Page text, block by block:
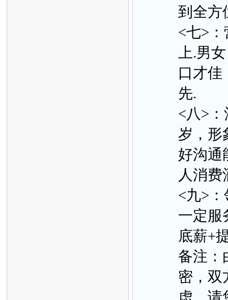
到全方
<七>
上.男
口才佳
先.
<八>
岁，形
好沟通
人消费
<九>
一定服
底薪+
备注：
密，双